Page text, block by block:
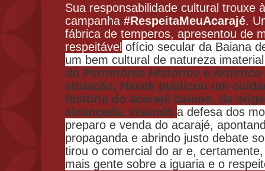
Sua responsabilidade cultural trouxe
campanha #RespeitaMeuAcarajé.
fábrica de temperos, apresentou de
respeitável ofício secular da Baiana
um bem cultural de natureza
do Patrimônio Histórico e Artístico
situação, Havok publicou um
história do acarajé baiano, da
alcançada, visando a defesa dos
preparo e venda do acarajé,
propaganda e abrindo justo debate
tirou o comercial do ar e,
mais gente sobre a iguaria e o